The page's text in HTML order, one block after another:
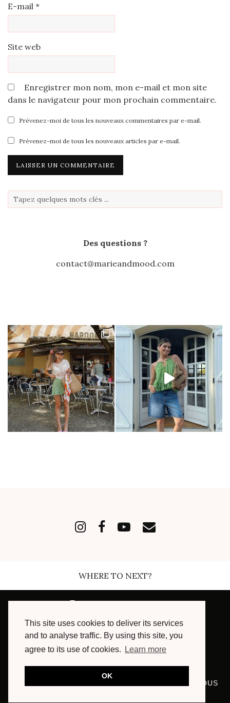
This site uses cookies to deliver its services
and to analyse traffic. By using this site, you
agree to its use of cookies.
Learn more
OK
E-mail *
Site web
Enregistrer mon nom, mon e-mail et mon site
dans le navigateur pour mon prochain commentaire.
Prévenez-moi de tous les nouveaux commentaires par e-mail.
Prévenez-moi de tous les nouveaux articles par e-mail.
Des questions ?
contact@marieandmood.com
WHERE TO NEXT?
INSTAGRAM| 168489
FACEBOOK | 7003
© COPYRIGHT 2013 - 2024, MARIE AND MOOD, TOUS